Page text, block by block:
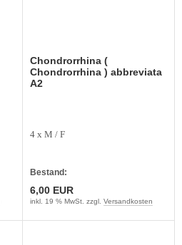
Chondrorrhina (
Chondrorrhina ) abbreviata
A2
4 x M / F
Bestand:
6,00 EUR
inkl. 19 % MwSt. zzgl. Versandkosten